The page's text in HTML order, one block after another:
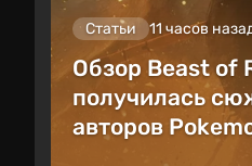
Статьи 11 часов
Обзор Beast of
получилась
авторов